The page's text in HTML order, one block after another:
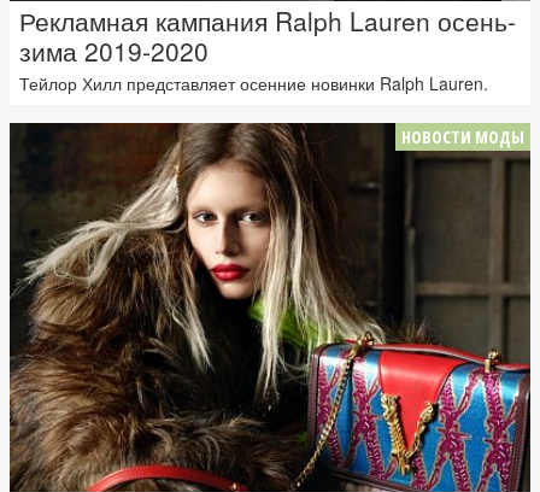
Рекламная кампания Ralph Lauren осень-
зима 2019-2020
Тейлор Хилл представляет осенние новинки Ralph Lauren.
НОВОСТИ МОДЫ